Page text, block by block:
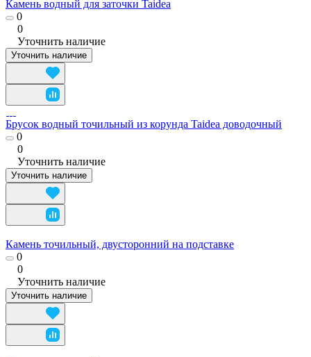
Камень водный для заточки Taidea
0
0
Уточнить наличие
Уточнить наличие
Брусок водный точильный из корунда Taidea доводочный
0
0
Уточнить наличие
Уточнить наличие
Камень точильный, двусторонний на подставке
0
0
Уточнить наличие
Уточнить наличие